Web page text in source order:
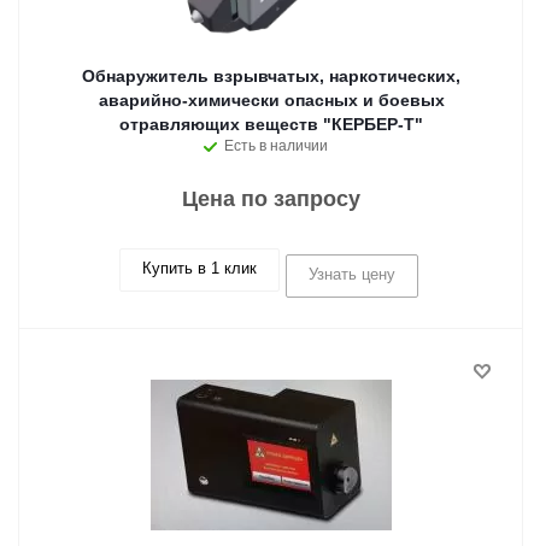
Обнаружитель взрывчатых, наркотических,
аварийно-химически опасных и боевых
отравляющих веществ "КЕРБЕР-Т"
Есть в наличии
Цена по запросу
Купить в 1 клик Узнать цену